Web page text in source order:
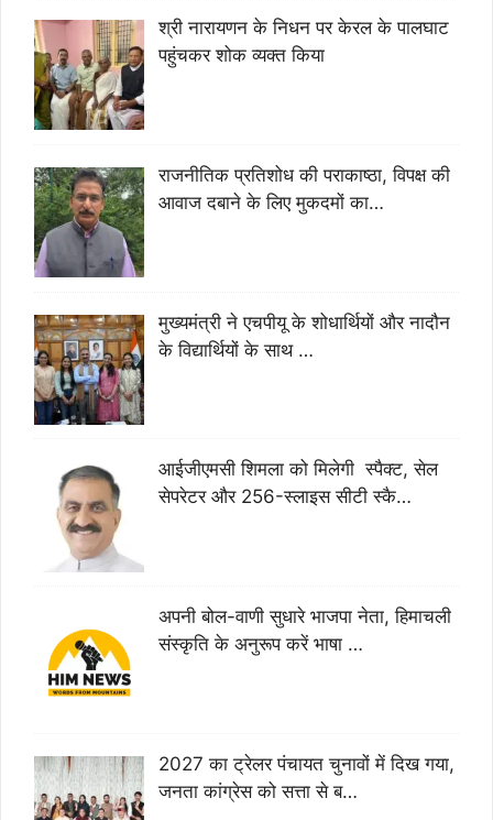
श्री नारायणन के निधन पर केरल के पालघाट
पहुंचकर शोक व्यक्त किया
राजनीतिक प्रतिशोध की पराकाष्ठा, विपक्ष की
आवाज दबाने के लिए मुकदमों का…
मुख्यमंत्री ने एचपीयू के शोधार्थियों और नादौन
के विद्यार्थियों के साथ …
आईजीएमसी शिमला को मिलेगी स्पैक्ट, सेल
सेपरेटर और 256-स्लाइस सीटी स्कै…
अपनी बोल-वाणी सुधारे भाजपा नेता, हिमाचली
संस्कृति के अनुरूप करें भाषा …
2027 का ट्रेलर पंचायत चुनावों में दिख गया,
जनता कांग्रेस को सत्ता से ब…